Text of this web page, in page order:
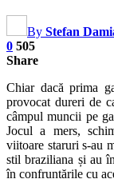
By Stefan
0 505
Share
Chiar dacă prima
provocat dureri de
câmpul muncii pe
Jocul a mers,
viitoare staruri s-au
stil braziliana și au
în confruntările cu